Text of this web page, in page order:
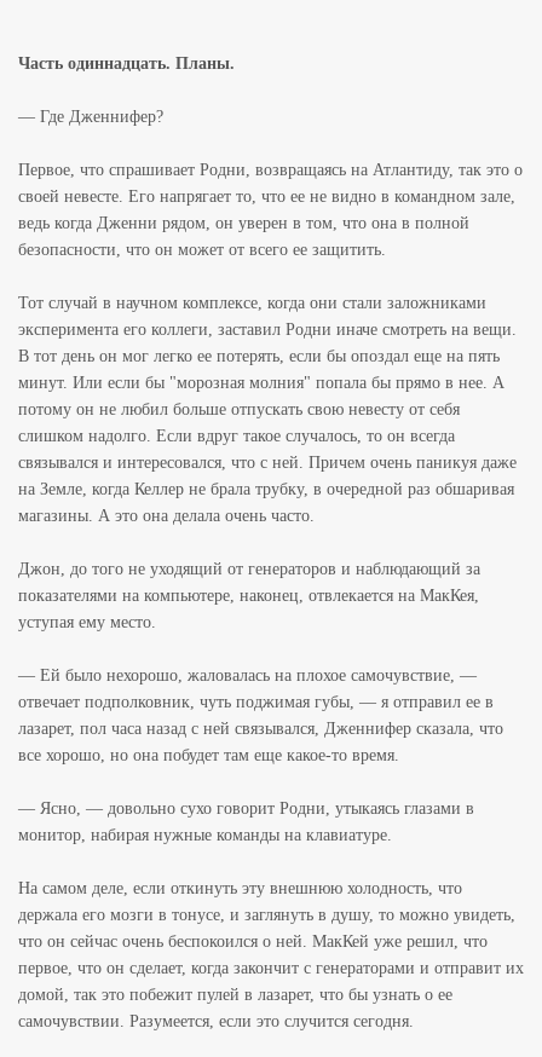
Часть одиннадцать. Планы.
— Где Дженнифер?
Первое, что спрашивает Родни, возвращаясь на Атлантиду, так это о
своей невесте. Его напрягает то, что ее не видно в командном зале,
ведь когда Дженни рядом, он уверен в том, что она в полной
безопасности, что он может от всего ее защитить.
Тот случай в научном комплексе, когда они стали заложниками
эксперимента его коллеги, заставил Родни иначе смотреть на вещи.
В тот день он мог легко ее потерять, если бы опоздал еще на пять
минут. Или если бы "морозная молния" попала бы прямо в нее. А
потому он не любил больше отпускать свою невесту от себя
слишком надолго. Если вдруг такое случалось, то он всегда
связывался и интересовался, что с ней. Причем очень паникуя даже
на Земле, когда Келлер не брала трубку, в очередной раз обшаривая
магазины. А это она делала очень часто.
Джон, до того не уходящий от генераторов и наблюдающий за
показателями на компьютере, наконец, отвлекается на МакКея,
уступая ему место.
— Ей было нехорошо, жаловалась на плохое самочувствие, —
отвечает подполковник, чуть поджимая губы, — я отправил ее в
лазарет, пол часа назад с ней связывался, Дженнифер сказала, что
все хорошо, но она побудет там еще какое-то время.
— Ясно, — довольно сухо говорит Родни, утыкаясь глазами в
монитор, набирая нужные команды на клавиатуре.
На самом деле, если откинуть эту внешнюю холодность, что
держала его мозги в тонусе, и заглянуть в душу, то можно увидеть,
что он сейчас очень беспокоился о ней. МакКей уже решил, что
первое, что он сделает, когда закончит с генераторами и отправит их
домой, так это побежит пулей в лазарет, что бы узнать о ее
самочувствии. Разумеется, если это случится сегодня.